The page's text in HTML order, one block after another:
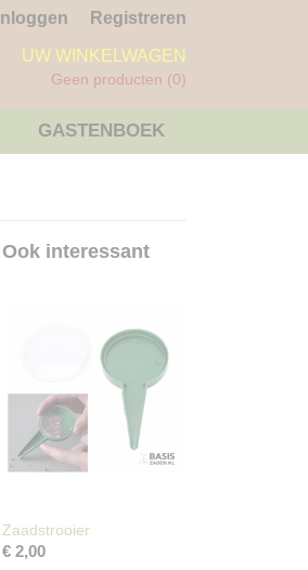
Inloggen Registreren
UW WINKELWAGEN
Geen producten (0)
GASTENBOEK
Ook interessant
Zaadstrooier
€ 2,00